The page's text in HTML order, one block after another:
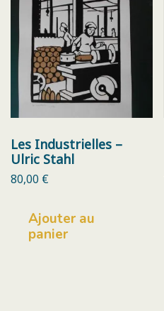
Les Industrielles –
Ulric Stahl
80,00 €
Ajouter au
panier